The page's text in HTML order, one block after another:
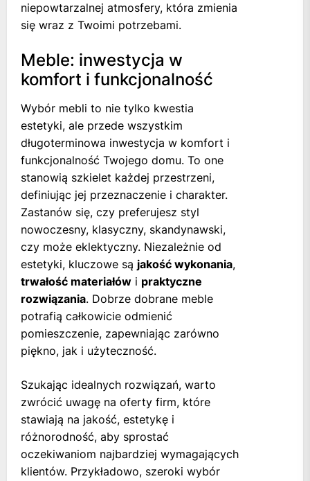
niepowtarzalnej atmosfery, która zmienia
się wraz z Twoimi potrzebami.
Meble: inwestycja w
komfort i funkcjonalność
Wybór mebli to nie tylko kwestia
estetyki, ale przede wszystkim
długoterminowa inwestycja w komfort i
funkcjonalność Twojego domu. To one
stanowią szkielet każdej przestrzeni,
definiując jej przeznaczenie i charakter.
Zastanów się, czy preferujesz styl
nowoczesny, klasyczny, skandynawski,
czy może eklektyczny. Niezależnie od
estetyki, kluczowe są jakość wykonania,
trwałość materiałów i praktyczne
rozwiązania. Dobrze dobrane meble
potrafią całkowicie odmienić
pomieszczenie, zapewniając zarówno
piękno, jak i użyteczność.
Szukając idealnych rozwiązań, warto
zwrócić uwagę na oferty firm, które
stawiają na jakość, estetykę i
różnorodność, aby sprostać
oczekiwaniom najbardziej wymagających
klientów. Przykładowo, szeroki wybór